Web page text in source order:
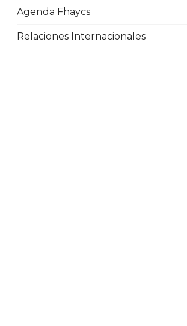
Agenda Fhaycs
Relaciones Internacionales